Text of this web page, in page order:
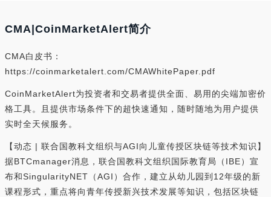
CMA|CoinMarketAlert简介
CMA白皮书：
https://coinmarketalert.com/CMAWhitePaper.pdf
CoinMarketAlert为投资者和交易者提供全面、易用的尖端加密价
格工具。且提供市场条件下的超快速通知，随时随地为用户提供
实时全天候服务。
【动态 | 联合国教科文组织与AGI向儿童传授区块链等技术知识】
据BTCmanager消息，联合国教科文组织国际教育局（IBE）宣
布和SingularityNET（AGI）合作，建立从幼儿园到12年级的新
课程形式，重点将向青年传授新兴技术发展等知识，包括区块链